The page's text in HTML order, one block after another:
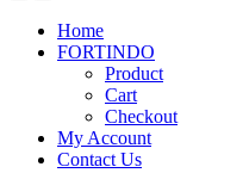
Home
FORTINDO
Product
Cart
Checkout
My Account
Contact Us